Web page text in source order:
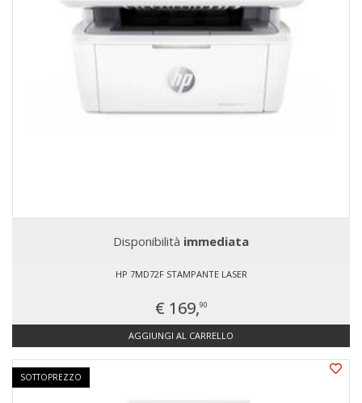
Disponibilità immediata
HP 7MD72F STAMPANTE LASER
€ 169,90
AGGIUNGI AL CARRELLO
SOTTOPREZZO